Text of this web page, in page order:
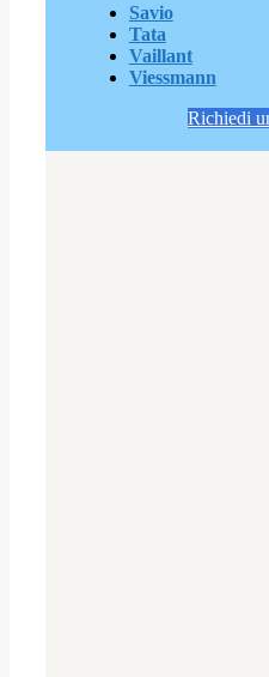
Savio
Tata
Vaillant
Viessmann
Richiedi